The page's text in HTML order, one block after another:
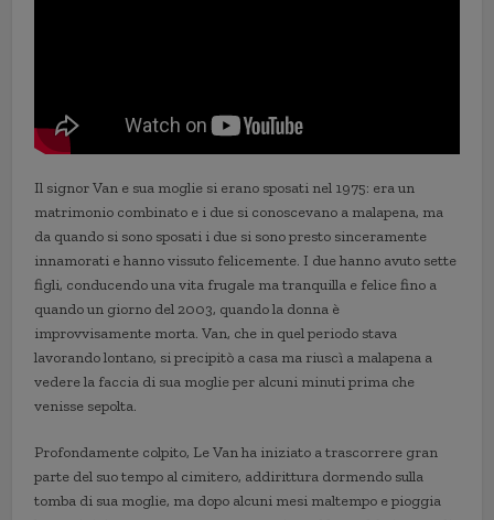
Il signor Van e sua moglie si erano sposati nel 1975: era un
matrimonio combinato e i due si conoscevano a malapena, ma
da quando si sono sposati i due si sono presto sinceramente
innamorati e hanno vissuto felicemente. I due hanno avuto sette
figli, conducendo una vita frugale ma tranquilla e felice fino a
quando un giorno del 2003, quando la donna è
improvvisamente morta. Van, che in quel periodo stava
lavorando lontano, si precipitò a casa ma riuscì a malapena a
vedere la faccia di sua moglie per alcuni minuti prima che
venisse sepolta.
Profondamente colpito, Le Van ha iniziato a trascorrere gran
parte del suo tempo al cimitero, addirittura dormendo sulla
tomba di sua moglie, ma dopo alcuni mesi maltempo e pioggia